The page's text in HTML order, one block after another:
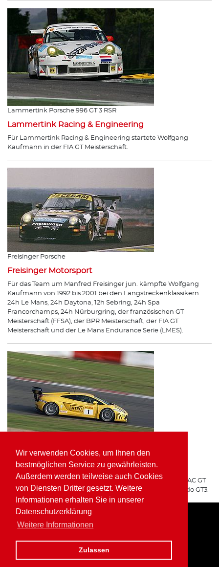
Wir verwenden Cookies, um Ihnen den
bestmöglichen Service zu gewährleisten.
Außerdem werden teilweise auch Cookies
von Diensten Dritter gesetzt. Weitere
Informationen erhalten Sie in unserer
Datenschutzerklärung
Weitere Informationen
Zulassen
Lammertink Porsche 996 GT 3 RSR
Lammertink Racing & Engineering
Für Lammertink Racing & Engineering startete Wolfgang
Kaufmann in der FIA GT Meisterschaft.
Freisinger Porsche
Freisinger Motorsport
Für das Team um Manfred Freisinger jun. kämpfte Wolfgang
Kaufmann von 1992 bis 2001 bei den Langstreckenklassikern
24h Le Mans, 24h Daytona, 12h Sebring, 24h Spa
Francorchamps, 24h Nürburgring, der französischen GT
Meisterschaft (FFSA), der BPR Meisterschaft, der FIA GT
Meisterschaft und der Le Mans Endurance Serie (LMES).
ATEC Fluid Systems Lamborghini Gallardo GT3
ARGO Racing
Für ARGO Racing startete Wolfgang Kaufmann in der ADAC GT
Masters auf dem ATEC Fluid Systems Lamborghini Gallardo GT3.
Home Impressum